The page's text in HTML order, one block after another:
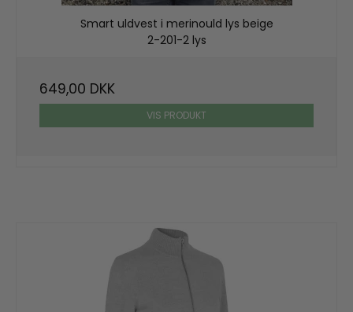
Smart uldvest i merinould lys beige
2-201-2 lys
649,00 DKK
VIS PRODUKT